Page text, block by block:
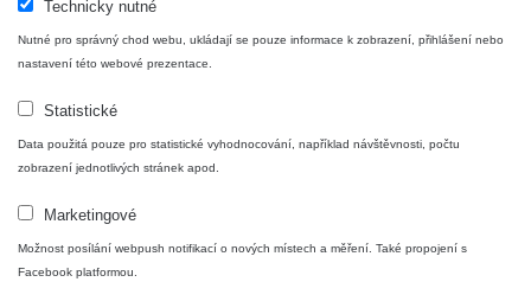
facebook stránka:https://www.facebook.com/ZhavaMista
facebook diskusní skupina:
https://www.facebook.com/groups/zhavamista
twitter: https://twitter.com/ZhavaMista/
youtube: https://www.youtube.com/@zhavamista
discord:https://discord.gg/EKavNtPR4x
Technicky nutné
Nutné pro správný chod webu, ukládají se pouze informace k zobrazení, přihlášení nebo
nastavení této webové prezentace.
Statistické
Data použitá pouze pro statistické vyhodnocování, například návštěvnosti, počtu
zobrazení jednotlivých stránek apod.
Marketingové
Možnost posílání webpush notifikací o nových místech a měření. Také propojení s
Facebook platformou.